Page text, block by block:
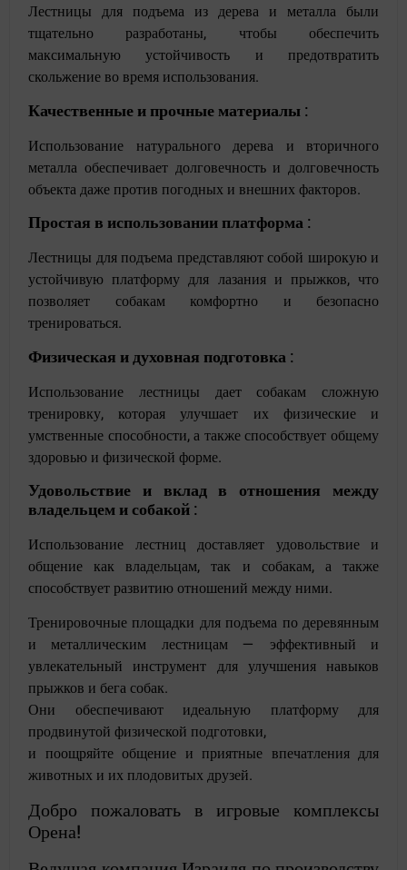
Лестницы для подъема из дерева и металла были
тщательно разработаны, чтобы обеспечить
максимальную устойчивость и предотвратить
скольжение во время использования.
Качественные и прочные материалы:
Использование натурального дерева и вторичного
металла обеспечивает долговечность и долговечность
объекта даже против погодных и внешних факторов.
Простая в использовании платформа:
Лестницы для подъема представляют собой широкую и
устойчивую платформу для лазания и прыжков, что
позволяет собакам комфортно и безопасно
тренироваться.
Физическая и духовная подготовка:
Использование лестницы дает собакам сложную
тренировку, которая улучшает их физические и
умственные способности, а также способствует общему
здоровью и физической форме.
Удовольствие и вклад в отношения между
владельцем и собакой:
Использование лестниц доставляет удовольствие и
общение как владельцам, так и собакам, а также
способствует развитию отношений между ними.
Тренировочные площадки для подъема по деревянным
и металлическим лестницам — эффективный и
увлекательный инструмент для улучшения навыков
прыжков и бега собак.
Они обеспечивают идеальную платформу для
продвинутой физической подготовки,
и поощряйте общение и приятные впечатления для
животных и их плодовитых друзей.
Добро пожаловать в игровые комплексы
Орена!